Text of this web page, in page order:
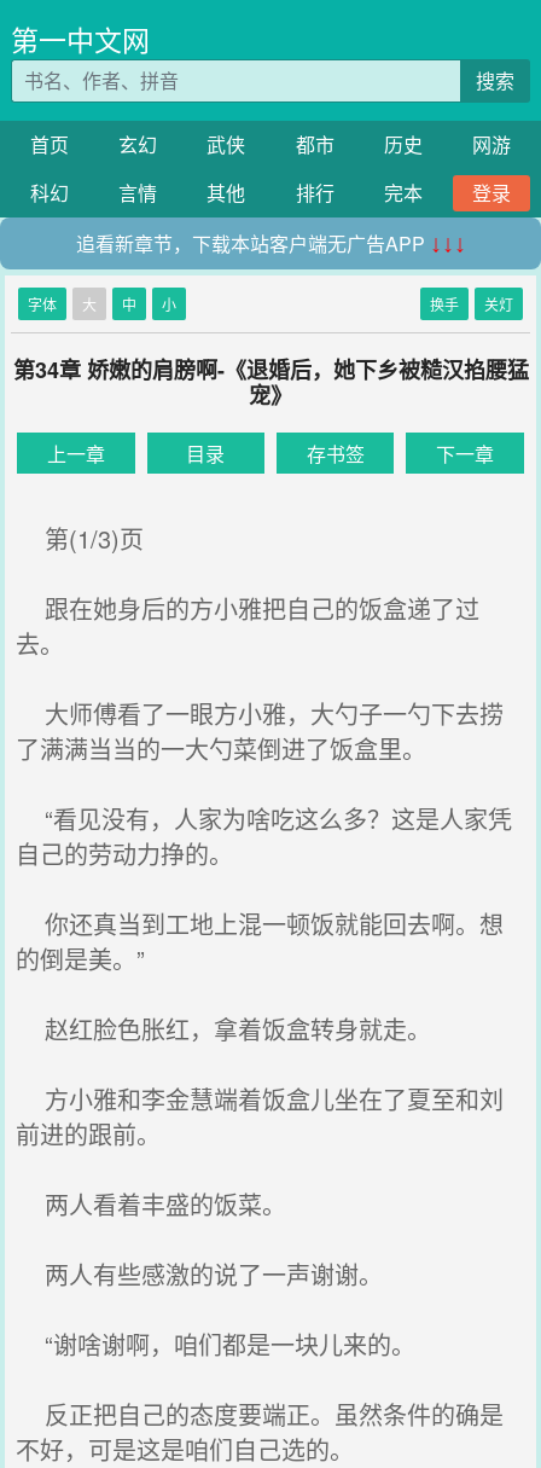
第一中文网
搜索
首页 玄幻 武侠 都市 历史
网游
科幻
言情 其他 排行 完本
登录
追看新章节，下载本站客户端无广告APP ↓↓↓
字体 大 中 小 换手 关灯
第34章 娇嫩的肩膀啊-《退婚后，她下乡被糙汉掐腰猛
宠》
上一章 目录 存书签 下一章
第(1/3)页
跟在她身后的方小雅把自己的饭盒递了过
去。
大师傅看了一眼方小雅，大勺子一勺下去捞
了满满当当的一大勺菜倒进了饭盒里。
“看见没有，人家为啥吃这么多？这是人家凭
自己的劳动力挣的。
你还真当到工地上混一顿饭就能回去啊。想
的倒是美。”
赵红脸色胀红，拿着饭盒转身就走。
方小雅和李金慧端着饭盒儿坐在了夏至和刘
前进的跟前。
两人看着丰盛的饭菜。
两人有些感激的说了一声谢谢。
“谢啥谢啊，咱们都是一块儿来的。
反正把自己的态度要端正。虽然条件的确是
不好，可是这是咱们自己选的。